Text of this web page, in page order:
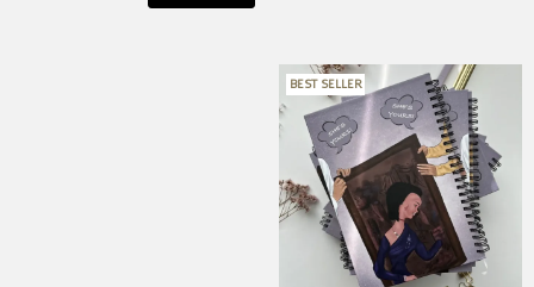
BEST SELLER
המחיר
המקורי
היה:
המחיר
הנוכחי
הוא:
₪ 43.